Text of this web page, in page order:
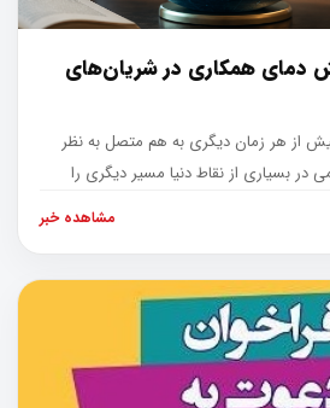
دمای همکاری در شریان‌های
بیش از هر زمان دیگری به هم متصل به نظر
بسیاری از نقاط دنیا مسیر دیگری را
مشاهده خبر